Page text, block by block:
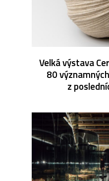
Velká výstava
80
z